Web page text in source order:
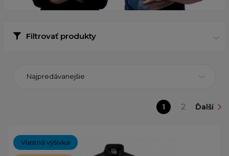
Filtrovať produkty
Najpredávanejšie
1 2 Ďalší
Vlastná výšivka